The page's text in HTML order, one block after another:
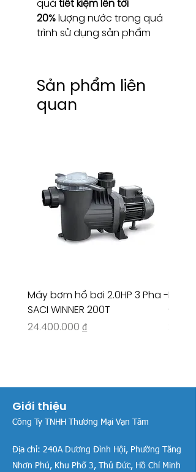
quả tiết kiệm lên tới
20%lượng nước trong quá
trình sử dụng sản phẩm
Sản phẩm liên
quan
Máy bơm hồ bơi 2.0HP 3 Pha -
SACI WINNER 200T
Giá
24.400.000 ₫
Máy
-
Giới thiệu
Công Ty TNHH Thương Mại Vạn Tâm
Địa chỉ: 240A Dương Đình Hội, Phường Tăng
Nhơn Phú, Khu Phố 3, Thủ Đức, Hồ Chí Minh